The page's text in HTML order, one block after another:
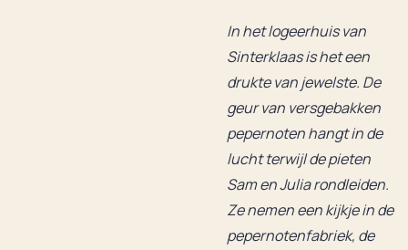
In het logeerhuis van
Sinterklaas is het een
drukte van jewelste. De
geur van versgebakken
pepernoten hangt in de
lucht terwijl de pieten
Sam en Julia rondleiden.
Ze nemen een kijkje in de
pepernotenfabriek, de